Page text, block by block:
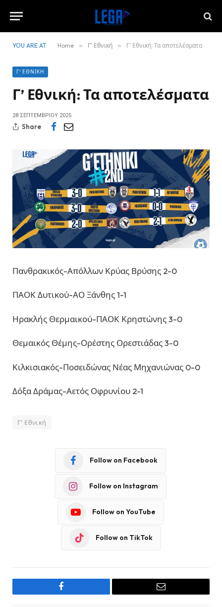
YOU ARE AT: Home » Γ' Εθνική » Γ’ Εθνική: Τα αποτελέσματα
Γ' ΕΘΝΙΚΉ
Γ’ Εθνική: Τα αποτελέσματα
28 ΣΕΠΤΕΜΒΡΊΟΥ 2025
Share
Πανθρακικός-Απόλλων Κρύας Βρύσης 2-0
ΠΑΟΚ Δυτικού-ΑΟ Ξάνθης 1-1
Ηρακλής Θερμαικού-ΠΑΟΚ Κρηστώνης 3-0
Θεμαικός Θέμης-Ορέστης Ορεστιάδας 3-0
Κιλκισιακός-Ποσειδώνας Νέας Μηχανιώνας 0-0
Δόξα Δράμας-Αετός Οφρυνίου 2-1
Γ' Εθνική
Follow on Facebook
Follow on Instagram
Follow on YouTube
Follow on TikTok
Facebook Email